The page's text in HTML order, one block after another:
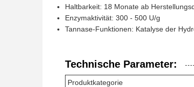
Haltbarkeit: 18 Monate ab
Enzymaktivität: 300 - 500 U/g
Tannase-Funktionen: Katalyse der
Technische Parameter:
Produktkategorie